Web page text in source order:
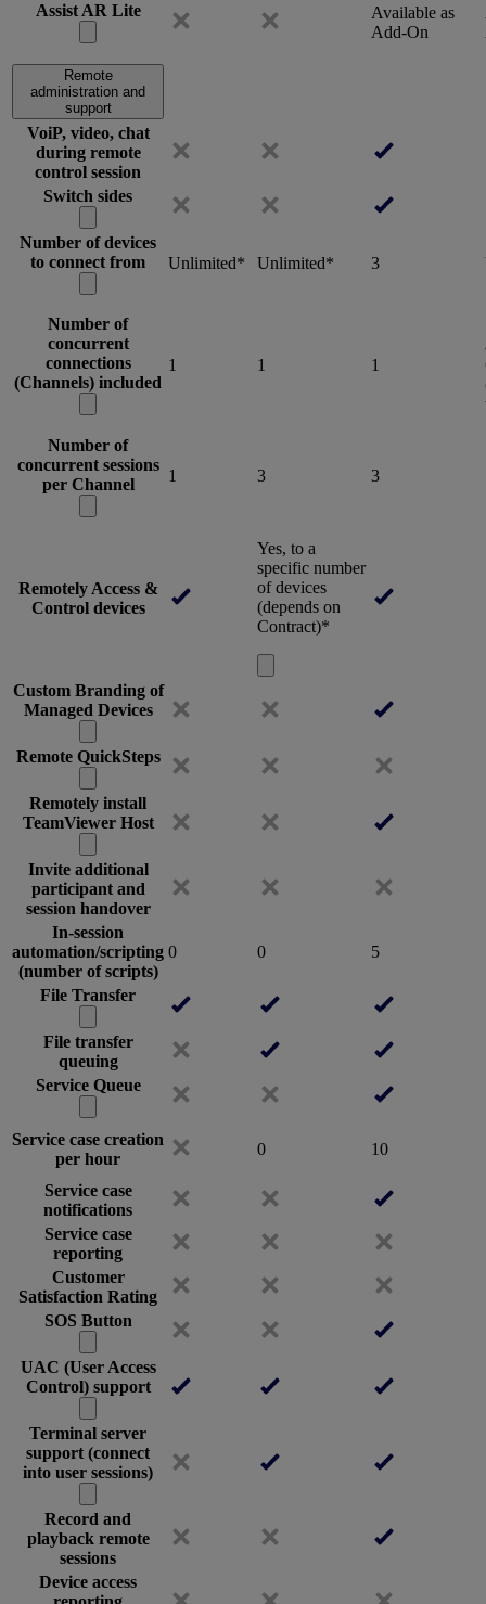
Assist AR Lite
Available as
Add-On
Remote
administration and
support
VoiP, video, chat
during remote
control session
Switch sides
Number of devices
to connect from
Unlimited* Unlimited* 3
Number of
concurrent
connections
(Channels) included
1 1 1
Number of
concurrent sessions
per Channel
1 3 3
Remotely Access &
Control devices
Yes, to a
specific number
of devices
(depends on
Contract)*
Custom Branding of
Managed Devices
Remote QuickSteps
Remotely install
TeamViewer Host
Invite additional
participant and
session handover
In-session
automation/scripting
(number of scripts)
0 0 5
File Transfer
File transfer
queuing
Service Queue
Service case creation
per hour
0 10
Service case
notifications
Service case
reporting
Customer
Satisfaction Rating
SOS Button
UAC (User Access
Control) support
Terminal server
support (connect
into user sessions)
Record and
playback remote
sessions
Device access